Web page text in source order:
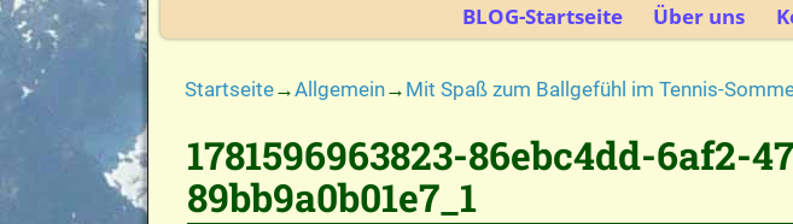
BLOG-Startseite Über uns
Startseite→Allgemein→ Mit Spaß zum Ballgefühl im Tennis-
Bilder-Navigation
1781596963823-86ebc4dd-6af2-
89bb9a0b01e7_1